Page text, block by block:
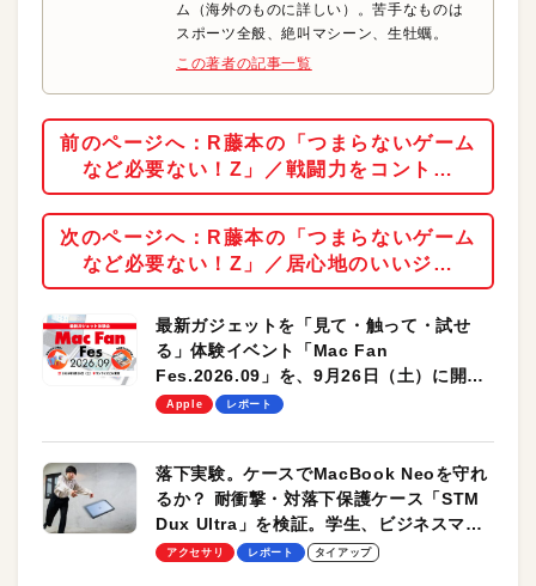
ム（海外のものに詳しい）。苦手なものは
スポーツ全般、絶叫マシーン、生牡蠣。
この著者の記事一覧
前のページへ：R藤本の「つまらないゲーム
など必要ない！Z」／戦闘力をコント…
次のページへ：R藤本の「つまらないゲーム
など必要ない！Z」／居心地のいいジ…
最新ガジェットを「見て・触って・試せ
る」体験イベント「Mac Fan
Fes.2026.09」を、9月26日（土）に開催
します！
Apple レポート
落下実験。ケースでMacBook Neoを守れ
るか？ 耐衝撃・対落下保護ケース「STM
Dux Ultra」を検証。学生、ビジネスマン
のモバイルユースに最適！
アクセサリ レポート タイアップ